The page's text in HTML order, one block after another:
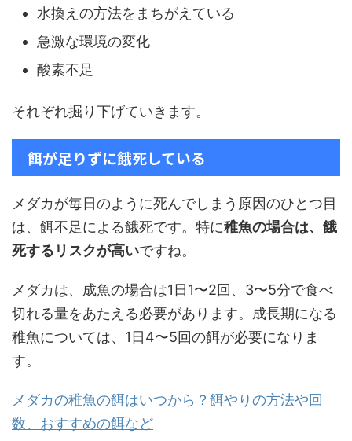
水換えの方法をまちがえている
急激な環境の変化
酸素不足
それぞれ掘り下げていきます。
餌が足りずに餓死している
メダカが毎日のように死んでしまう原因のひとつ目
は、餌不足による餓死です。特に稚魚の場合は、餓
死するリスクが高いですね。
メダカは、成魚の場合は1日1〜2回、3〜5分で食べ
切れる量をあたえる必要があります。成長期になる
稚魚については、1日4〜5回の餌が必要になりま
す。
メダカの稚魚の餌はいつから？餌やりの方法や回
数、おすすめの餌など